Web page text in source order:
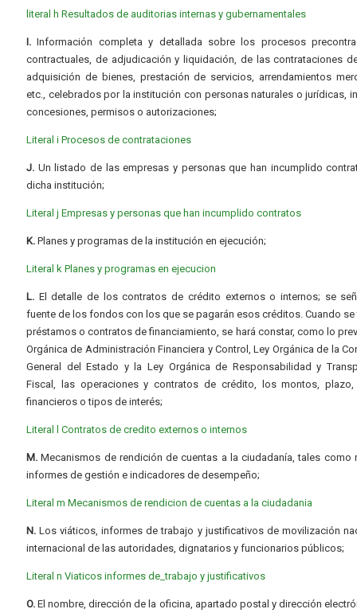
literal h Resultados de auditorias internas y gubernamentales
I. Información completa y detallada sobre los procesos
contractuales, de adjudicación y liquidación, de las contrataciones
adquisición de bienes, prestación de servicios, arrendamientos
etc., celebrados por la institución con personas naturales o jurídicas,
concesiones, permisos o autorizaciones;
Literal i Procesos de contrataciones
J. Un listado de las empresas y personas que han incumplido
dicha institución;
Literal j Empresas y personas que han incumplido contratos
K. Planes y programas de la institución en ejecución;
Literal k Planes y programas en ejecucion
L. El detalle de los contratos de crédito externos o internos; se
fuente de los fondos con los que se pagarán esos créditos. Cuando se
préstamos o contratos de financiamiento, se hará constar, como lo
Orgánica de Administración Financiera y Control, Ley Orgánica de la
General del Estado y la Ley Orgánica de Responsabilidad y
Fiscal, las operaciones y contratos de crédito, los montos,
financieros o tipos de interés;
Literal l Contratos de credito externos o internos
M. Mecanismos de rendición de cuentas a la ciudadanía, tales como
informes de gestión e indicadores de desempeño;
Literal m Mecanismos de rendicion de cuentas a la ciudadania
N. Los viáticos, informes de trabajo y justificativos de movilización
internacional de las autoridades, dignatarios y funcionarios públicos;
Literal n Viaticos informes de_trabajo y justificativos
O. El nombre, dirección de la oficina, apartado postal y dirección